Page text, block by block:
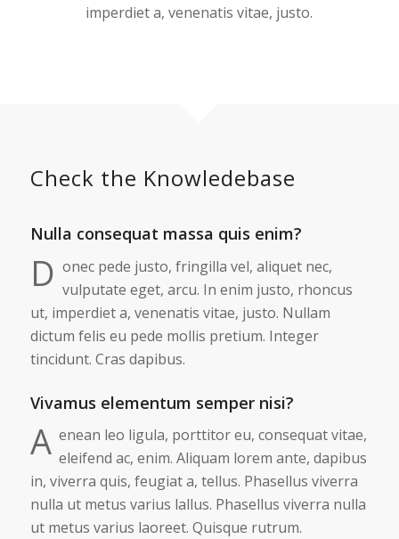
imperdiet a, venenatis vitae, justo.
Check the Knowledebase
Nulla consequat massa quis enim?
D onec pede justo, fringilla vel, aliquet nec,
vulputate eget, arcu. In enim justo, rhoncus
ut, imperdiet a, venenatis vitae, justo. Nullam
dictum felis eu pede mollis pretium. Integer
tincidunt. Cras dapibus.
Vivamus elementum semper nisi?
A enean leo ligula, porttitor eu, consequat vitae,
eleifend ac, enim. Aliquam lorem ante, dapibus
in, viverra quis, feugiat a, tellus. Phasellus viverra
nulla ut metus varius lallus. Phasellus viverra nulla
ut metus varius laoreet. Quisque rutrum.